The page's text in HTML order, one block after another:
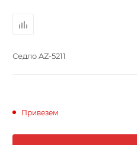
Седло AZ-5211
Привезем